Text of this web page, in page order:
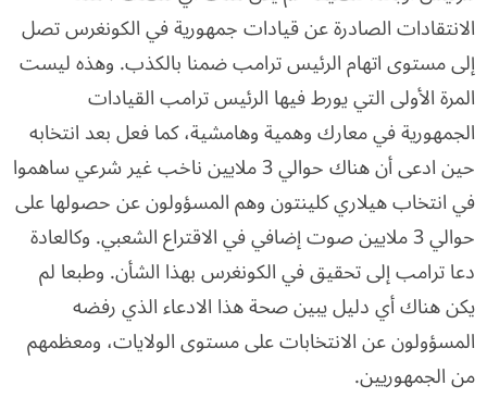
الانتقادات الصادرة عن قيادات جمهورية في الكونغرس تصل
إلى مستوى اتهام الرئيس ترامب ضمنا بالكذب. وهذه ليست
المرة الأولى التي يورط فيها الرئيس ترامب القيادات
الجمهورية في معارك وهمية وهامشية، كما فعل بعد انتخابه
حين ادعى أن هناك حوالي 3 ملايين ناخب غير شرعي ساهموا
في انتخاب هيلاري كلينتون وهم المسؤولون عن حصولها على
حوالي 3 ملايين صوت إضافي في الاقتراع الشعبي. وكالعادة
دعا ترامب إلى تحقيق في الكونغرس بهذا الشأن. وطبعا لم
يكن هناك أي دليل يبين صحة هذا الادعاء الذي رفضه
المسؤولون عن الانتخابات على مستوى الولايات، ومعظمهم
من الجمهوريين.